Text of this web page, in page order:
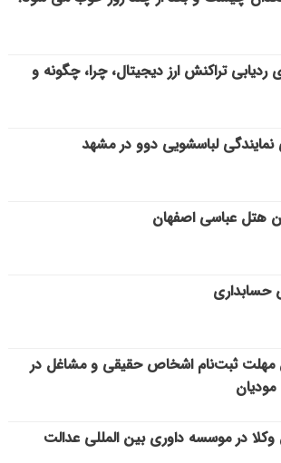
ردیابی تراکنش ارز دیجیتال، چرا، چگونه و
لباسشویی دوو در مشهد
هتل عباسی اصفهان
مهلت ثبت‌نام اشخاص حقیقی و مشاغل در
وکلا در موسسه داوری بین المللی عدالت